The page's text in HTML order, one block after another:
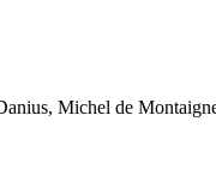
Michel de